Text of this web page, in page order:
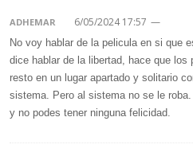
ADHEMAR 6/05/2024 17:57 —
No voy hablar de la pelicula en si que
dice hablar de la libertad, hace que los
resto en un lugar apartado y solitario
sistema. Pero al sistema no se le
y no podes tener ninguna felicidad.